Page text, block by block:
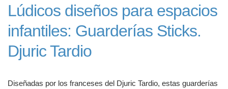
Lúdicos diseños para espacios
infantiles: Guarderías Sticks.
Djuric Tardio
Diseñadas por los franceses del Djuric Tardio, estas guarderías